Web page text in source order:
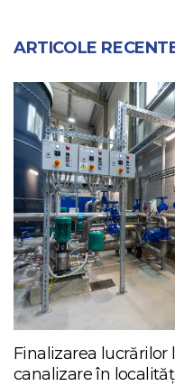
ARTICOLE
Finalizarea lucrărilor
canalizare în